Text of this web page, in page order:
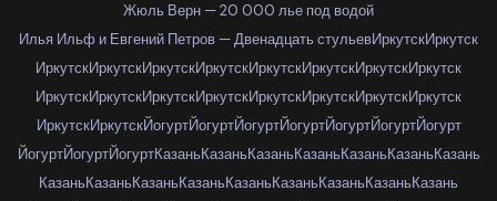
Жюль Верн — 20 000 лье под водой
Илья Ильф и Евгений Петров — Двенадцать стульевИркутскИркутск
ИркутскИркутскИркутскИркутскИркутскИркутскИркутскИркутск
ИркутскИркутскИркутскИркутскИркутскИркутскИркутскИркутск
ИркутскИркутскЙогуртЙогуртЙогуртЙогуртЙогуртЙогуртЙогурт
ЙогуртЙогуртЙогуртКазаньКазаньКазаньКазаньКазаньКазаньКазань
КазаньКазаньКазаньКазаньКазаньКазаньКазаньКазаньКазань